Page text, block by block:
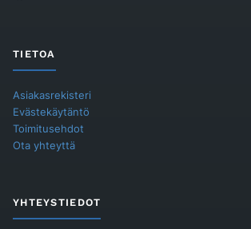
TIETOA
Asiakasrekisteri
Evästekäytäntö
Toimitusehdot
Ota yhteyttä
YHTEYSTIEDOT